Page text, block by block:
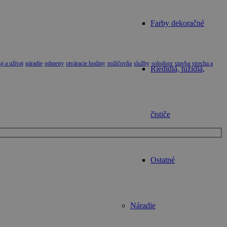
Farby dekoračné
Riedidlá, tužidlá,
čističe
Ostatné
Náradie
a užívaj náradie odmeny otváracie hodiny požičovňa služby solodoor stavba strecha a